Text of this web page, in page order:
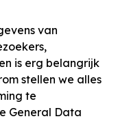
van
is erg belangrijk
stellen we alles
te
General Data